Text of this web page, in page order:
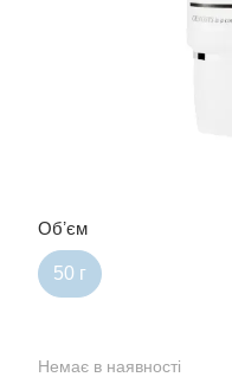
Обʼєм
50 г
Немає в наявності